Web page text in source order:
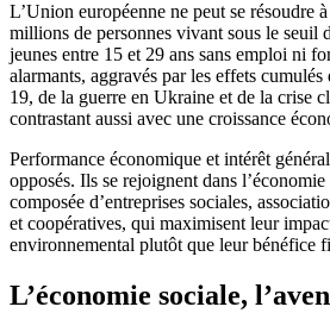
L’Union européenne ne peut se résoudre
millions de personnes vivant sous le seuil
jeunes entre 15 et 29 ans sans emploi ni
alarmants, aggravés par les effets
19, de la guerre en Ukraine et de la crise
contrastant aussi avec une croissance
Performance économique et intérêt
opposés. Ils se rejoignent dans
composée d’entreprises sociales,
et coopératives, qui maximisent leur
environnemental plutôt que leur bénéfice
L’économie sociale,